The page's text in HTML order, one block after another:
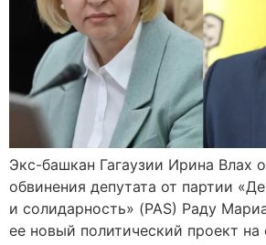
Экс-башкан Гагаузии Ирина Влах
обвинения депутата от партии
и солидарность» (PAS) Раду
ее новый политический проект